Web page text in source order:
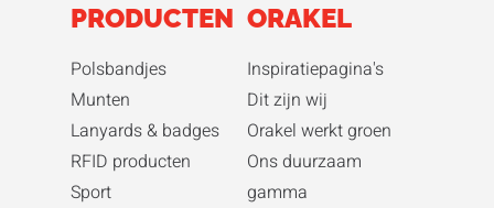
PRODUCTEN
Polsbandjes
Munten
Lanyards & badges
RFID producten
Sport
ORAKEL
Inspiratiepagina's
Dit zijn wij
Orakel werkt groen
Ons duurzaam
gamma